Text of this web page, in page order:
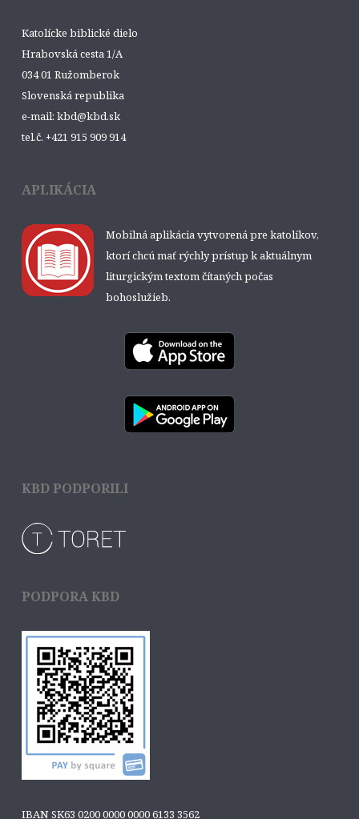
Katolícke biblické dielo
Hrabovská cesta 1/A
034 01 Ružomberok
Slovenská republika
e-mail: kbd@kbd.sk
tel.č. +421 915 909 914
APLIKÁCIA
Mobilná aplikácia vytvorená pre katolíkov,
ktorí chcú mať rýchly prístup k aktuálnym
liturgickým textom čítaných počas
bohoslužieb.
KBD PODPORILI
PODPORA KBD
IBAN SK63 0200 0000 0000 6133 3562